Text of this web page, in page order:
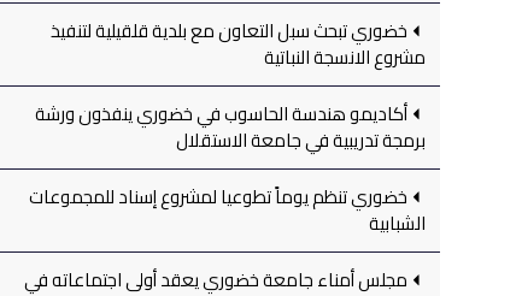
خضوري تبحث سبل التعاون مع بلدية قلقيلية لتنفيذ
مشروع الانسجة النباتية
أكاديمو هندسة الحاسوب في خضوري ينفذون ورشة
برمجة تدريبية في جامعة الاستقلال
خضوري تنظم يوماً تطوعيا لمشروع إسناد للمجموعات
الشبابية
مجلس أمناء جامعة خضوري يعقد أولى اجتماعاته في